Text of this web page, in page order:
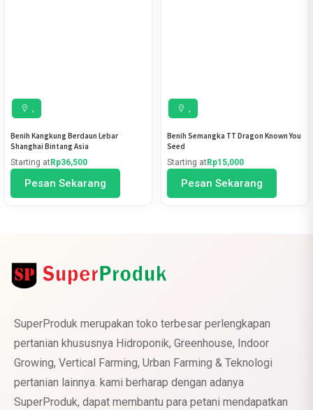
,
Benih Kangkung Berdaun Lebar
Shanghai Bintang Asia
Starting at Rp36,500
Pesan Sekarang
,
Benih Semangka TT Dragon Known You
Seed
Starting at Rp15,000
Pesan Sekarang
SuperProduk merupakan toko terbesar perlengkapan
pertanian khususnya Hidroponik, Greenhouse, Indoor
Growing, Vertical Farming, Urban Farming & Teknologi
pertanian lainnya. kami berharap dengan adanya
SuperProduk, dapat membantu para petani mendapatkan